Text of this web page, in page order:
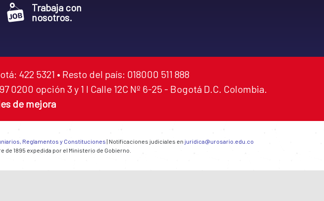
Trabaja con
nosotros.
422 5321 • Resto del país: 018000 511 888
0200 opción 3 y 1 I Calle 12C Nº 6-25 - Bogotá D.C. Colombia.
de mejora
Reglamentos y Constituciones | Notificaciones judiciales en juridica@urosario.edu.co
1895 expedida por el Ministerio de Gobierno.